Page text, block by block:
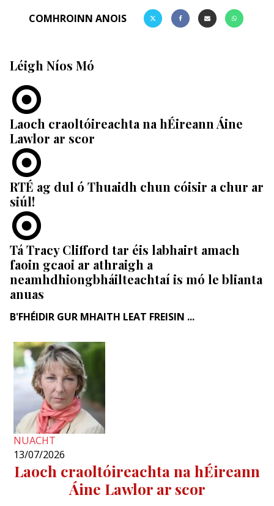
COMHROINN ANOIS
Léigh Níos Mó
Laoch craoltóireachta na hÉireann Áine
Lawlor ar scor
RTÉ ag dul ó Thuaidh chun cóisir a chur ar
siúl!
Tá Tracy Clifford tar éis labhairt amach
faoin gcaoi ar athraigh a
neamhdhiongbháilteachtaí is mó le blianta
anuas
B'FHÉIDIR GUR MHAITH LEAT FREISIN ...
NUACHT
13/07/2026
Laoch craoltóireachta na hÉireann
Áine Lawlor ar scor